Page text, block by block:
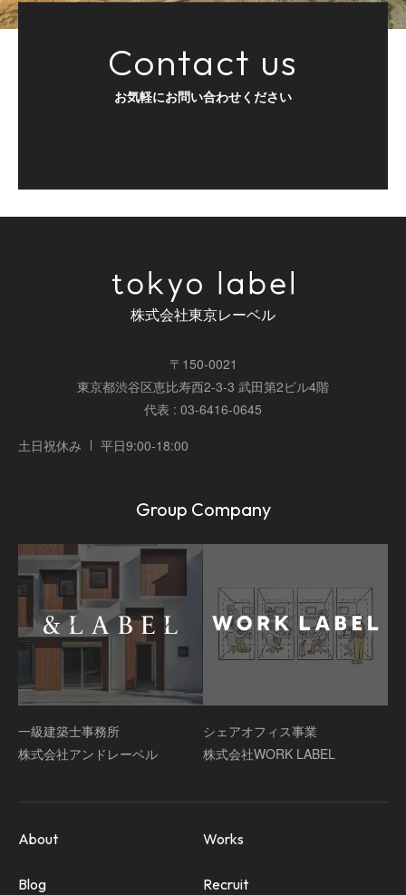
Contact us
お気軽にお問い合わせください
株式会社東京レーベル
〒150-0021
東京都渋谷区恵比寿西2-3-3 武田第2ビル4階
代表 : 03-6416-0645
土日祝休み
平日9:00-18:00
Group Company
一級建築士事務所
株式会社アンドレーベル
シェアオフィス事業
株式会社WORK LABEL
About
Recruit
Works
Blog